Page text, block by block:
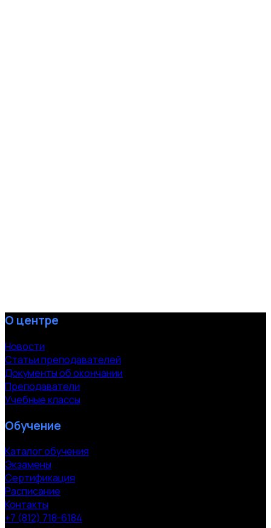
О центре
Новости
Статьи преподавателей
Документы об окончании
Преподаватели
Учебные классы
Обучение
Каталог обучения
Экзамены
Сертификация
Расписание
Контакты
+7 (812) 718-6184